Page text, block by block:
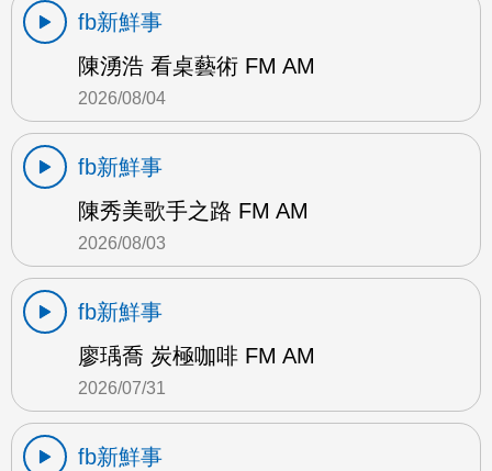
fb新鮮事
陳湧浩 看桌藝術 FM AM
2026/08/04
fb新鮮事
陳秀美歌手之路 FM AM
2026/08/03
fb新鮮事
廖瑀喬 炭極咖啡 FM AM
2026/07/31
fb新鮮事